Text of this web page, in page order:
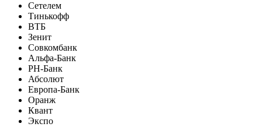
Сетелем
Тинькофф
ВТБ
Зенит
Совкомбанк
Альфа-Банк
РН-Банк
Абсолют
Европа-Банк
Оранж
Квант
Экспо